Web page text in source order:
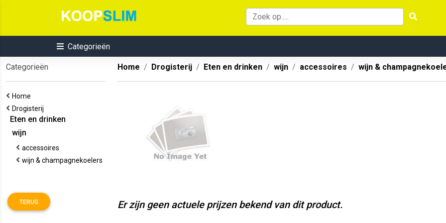
Categorieën
Categorieën
Home
Drogisterij
Eten en drinken
wijn
accessoires
wijn & champagnekoelers
TERUG
Home Drogisterij Eten en drinken wijn accessoires wijn &
Er zijn geen actuele prijzen bekend van dit product.